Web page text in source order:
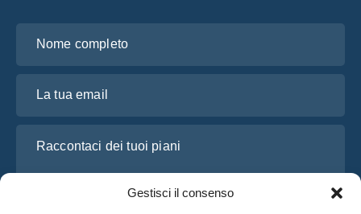
Gestisci il consenso